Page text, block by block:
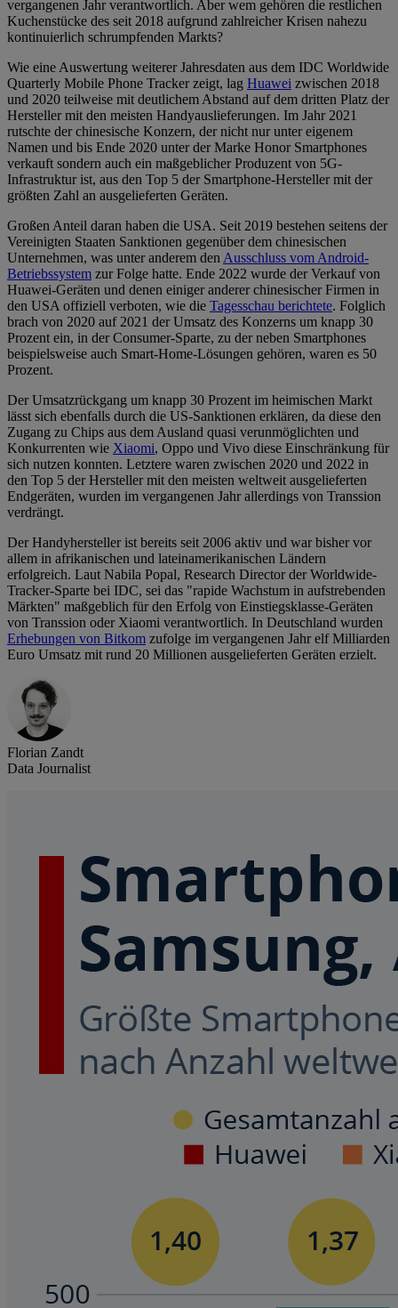
vergangenen Jahr verantwortlich. Aber wem gehören die restlichen
Kuchenstücke des seit 2018 aufgrund zahlreicher Krisen nahezu
kontinuierlich schrumpfenden Markts?
Wie eine Auswertung weiterer Jahresdaten aus dem IDC Worldwide
Quarterly Mobile Phone Tracker zeigt, lag Huawei zwischen 2018
und 2020 teilweise mit deutlichem Abstand auf dem dritten Platz der
Hersteller mit den meisten Handyauslieferungen. Im Jahr 2021
rutschte der chinesische Konzern, der nicht nur unter eigenem
Namen und bis Ende 2020 unter der Marke Honor Smartphones
verkauft sondern auch ein maßgeblicher Produzent von 5G-
Infrastruktur ist, aus den Top 5 der Smartphone-Hersteller mit der
größten Zahl an ausgelieferten Geräten.
Großen Anteil daran haben die USA. Seit 2019 bestehen seitens der
Vereinigten Staaten Sanktionen gegenüber dem chinesischen
Unternehmen, was unter anderem denAusschluss vom Android-
Betriebssystem zur Folge hatte. Ende 2022 wurde der Verkauf von
Huawei-Geräten und denen einiger anderer chinesischer Firmen in
den USA offiziell verboten, wie die Tagesschau berichtete. Folglich
brach von 2020 auf 2021 der Umsatz des Konzerns um knapp 30
Prozent ein, in der Consumer-Sparte, zu der neben Smartphones
beispielsweise auch Smart-Home-Lösungen gehören, waren es 50
Prozent.
Der Umsatzrückgang um knapp 30 Prozent im heimischen Markt
lässt sich ebenfalls durch die US-Sanktionen erklären, da diese den
Zugang zu Chips aus dem Ausland quasi verunmöglichten und
Konkurrenten wie Xiaomi, Oppo und Vivo diese Einschränkung für
sich nutzen konnten. Letztere waren zwischen 2020 und 2022 in
den Top 5 der Hersteller mit den meisten weltweit ausgelieferten
Endgeräten, wurden im vergangenen Jahr allerdings von Transsion
verdrängt.
Der Handyhersteller ist bereits seit 2006 aktiv und war bisher vor
allem in afrikanischen und lateinamerikanischen Ländern
erfolgreich. Laut Nabila Popal, Research Director der Worldwide-
Tracker-Sparte bei IDC, sei das "rapide Wachstum in aufstrebenden
Märkten" maßgeblich für den Erfolg von Einstiegsklasse-Geräten
von Transsion oder Xiaomi verantwortlich. In Deutschland wurden
Erhebungen von Bitkom zufolge im vergangenen Jahr elf Milliarden
Euro Umsatz mit rund 20 Millionen ausgelieferten Geräten erzielt.
Florian Zandt
Data Journalist